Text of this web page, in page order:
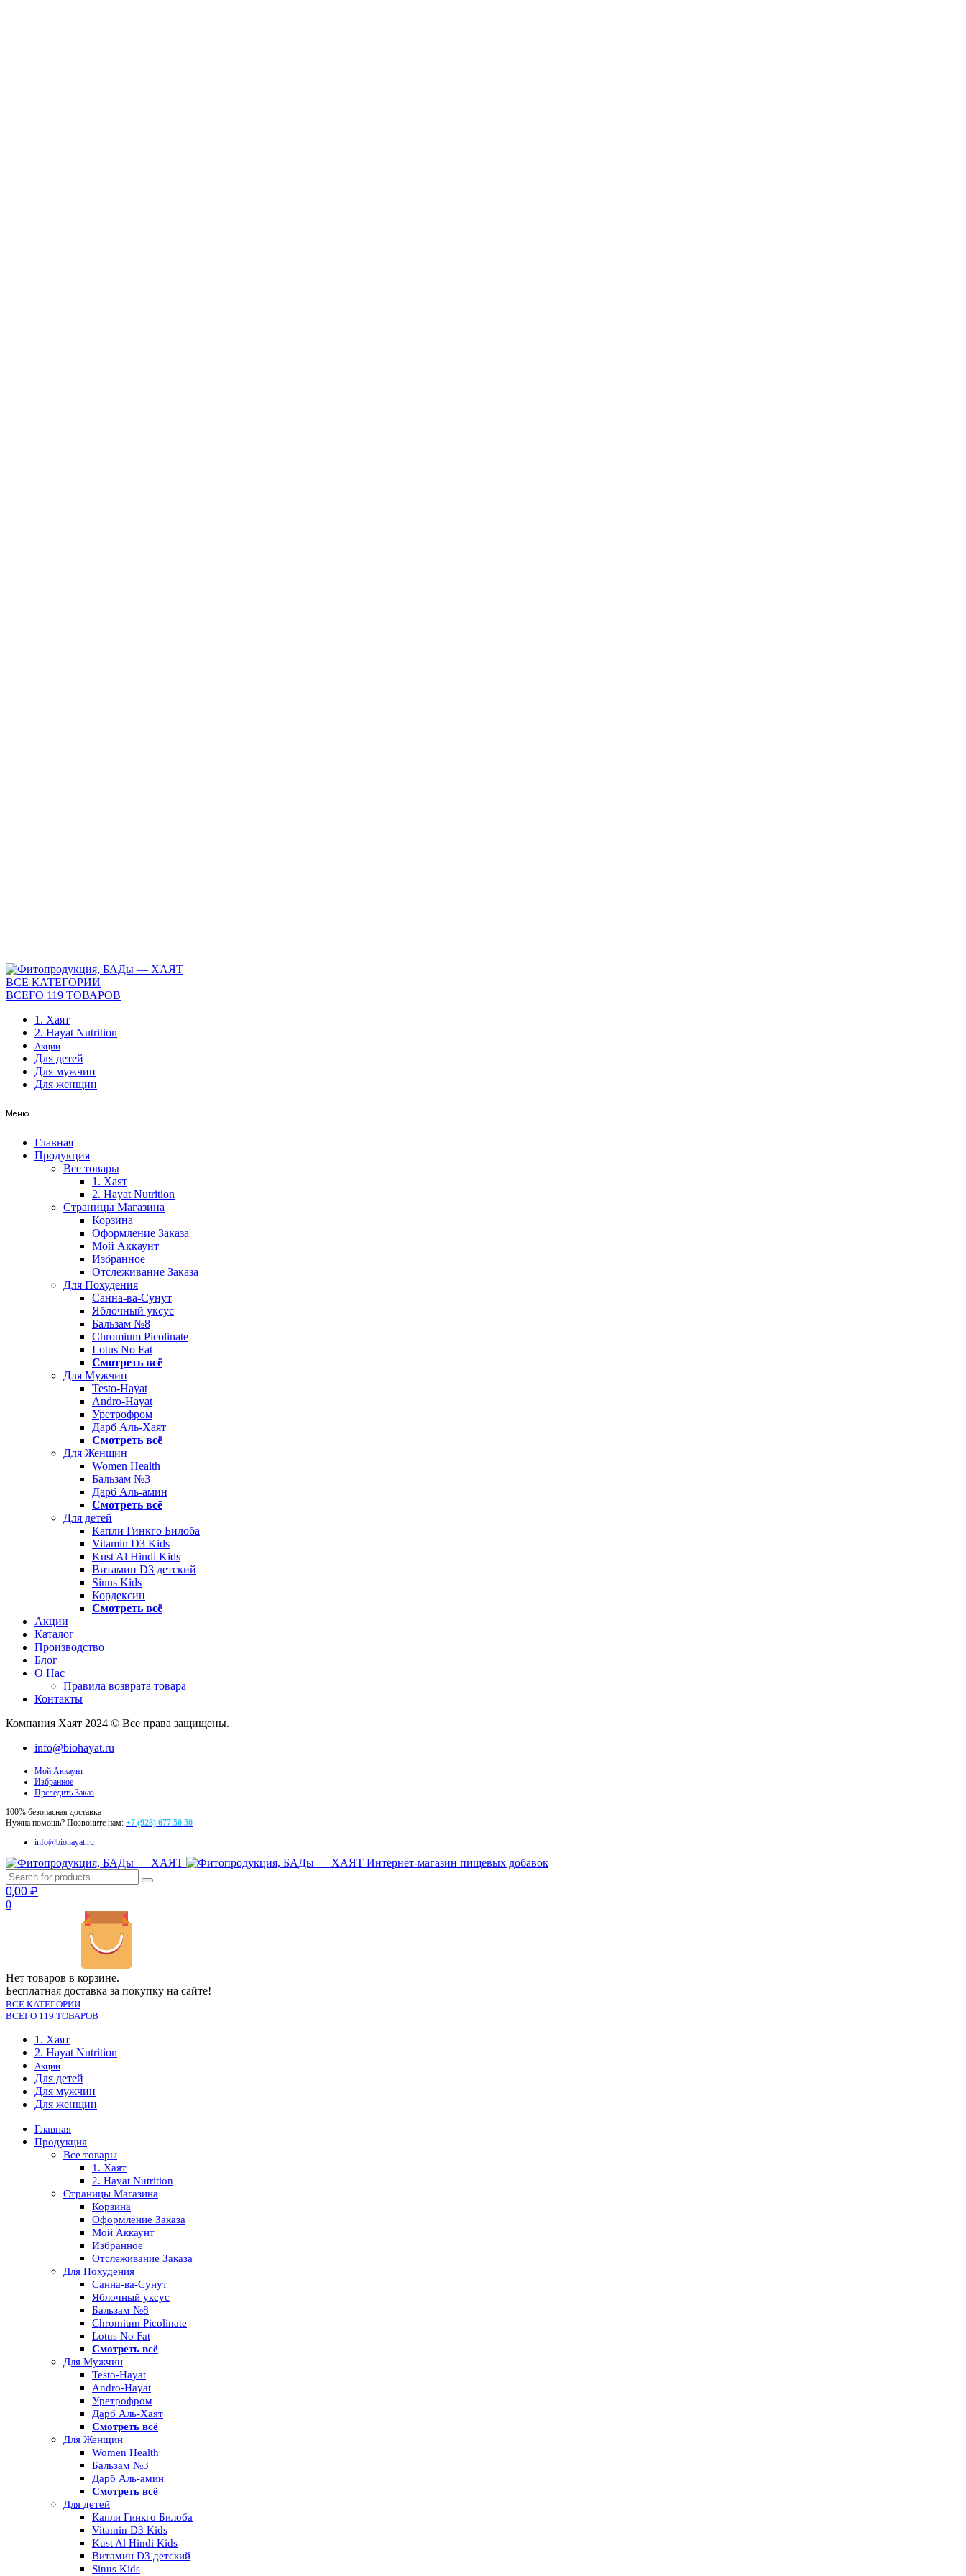
ВСЕ КАТЕГОРИИ
ВСЕГО 119 ТОВАРОВ
1. Хаят
2. Hayat Nutrition
Акции
Для детей
Для мужчин
Для женщин
Меню
Главная
Продукция
Все товары
1. Хаят
2. Hayat Nutrition
Страницы Магазина
Корзина
Оформление Заказа
Мой Аккаунт
Избранное
Отслеживание Заказа
Для Похудения
Санна-ва-Сунут
Яблочный уксус
Бальзам №8
Chromium Picolinate
Lotus No Fat
Смотреть всё
Для Мужчин
Testo-Hayat
Andro-Hayat
Уретрофром
Дарб Аль-Хаят
Смотреть всё
Для Женщин
Women Health
Бальзам №3
Дарб Аль-амин
Смотреть всё
Для детей
Капли Гинкго Билоба
Vitamin D3 Kids
Kust Al Hindi Kids
Витамин D3 детский
Sinus Kids
Кордексин
Смотреть всё
Акции
Каталог
Производство
Блог
О Нас
Правила возврата товара
Контакты
Компания Хаят 2024 © Все права защищены.
info@biohayat.ru
Мой Аккаунт
Избранное
Прследить Заказ
100% безопасная доставка
Нужна помощь? Позвоните нам: +7 (928) 677 50 50
info@biohayat.ru
Интернет-магазин пищевых добавок
0,00 ₽
0
Нет товаров в корзине.
Бесплатная доставка за покупку на сайте!
ВСЕ КАТЕГОРИИ
ВСЕГО 119 ТОВАРОВ
1. Хаят
2. Hayat Nutrition
Акции
Для детей
Для мужчин
Для женщин
Главная
Продукция
Все товары
1. Хаят
2. Hayat Nutrition
Страницы Магазина
Корзина
Оформление Заказа
Мой Аккаунт
Избранное
Отслеживание Заказа
Для Похудения
Санна-ва-Сунут
Яблочный уксус
Бальзам №8
Chromium Picolinate
Lotus No Fat
Смотреть всё
Для Мужчин
Testo-Hayat
Andro-Hayat
Уретрофром
Дарб Аль-Хаят
Смотреть всё
Для Женщин
Women Health
Бальзам №3
Дарб Аль-амин
Смотреть всё
Для детей
Капли Гинкго Билоба
Vitamin D3 Kids
Kust Al Hindi Kids
Витамин D3 детский
Sinus Kids